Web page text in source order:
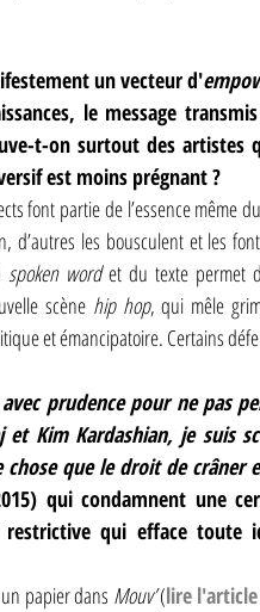
un vecteur d'
le message
t-on surtout des artistes
est moins prégnant ?
font partie de l’essence même
d’autres les bousculent et les
spoken word et du texte permet
scène hip hop, qui mêle
et émancipatoire. Certains
prudence pour ne pas
Kim Kardashian, je suis
que le droit de crâner
qui condamnent une
restrictive qui efface toute
un papier dans Mouv’ (lire